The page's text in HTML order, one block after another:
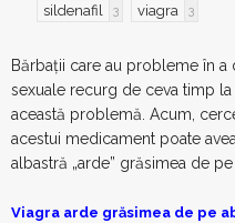
sildenafil 3 viagra 3
Bărbaţii care au probleme în
sexuale recurg de ceva timp la
această problemă. Acum,
acestui medicament poate
albastră „arde” grăsimea de
Viagra arde grăsimea de pe